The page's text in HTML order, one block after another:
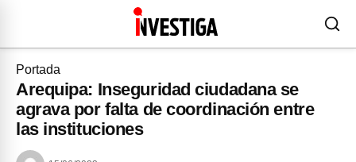
Portada
Arequipa: Inseguridad ciudadana se
agrava por falta de coordinación entre
las instituciones